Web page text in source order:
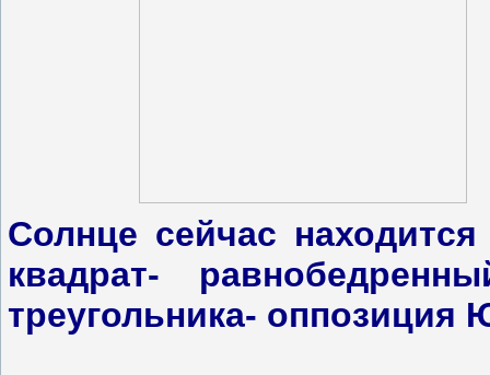
Солнце сейчас
квадрат-
треугольника- оппозиция